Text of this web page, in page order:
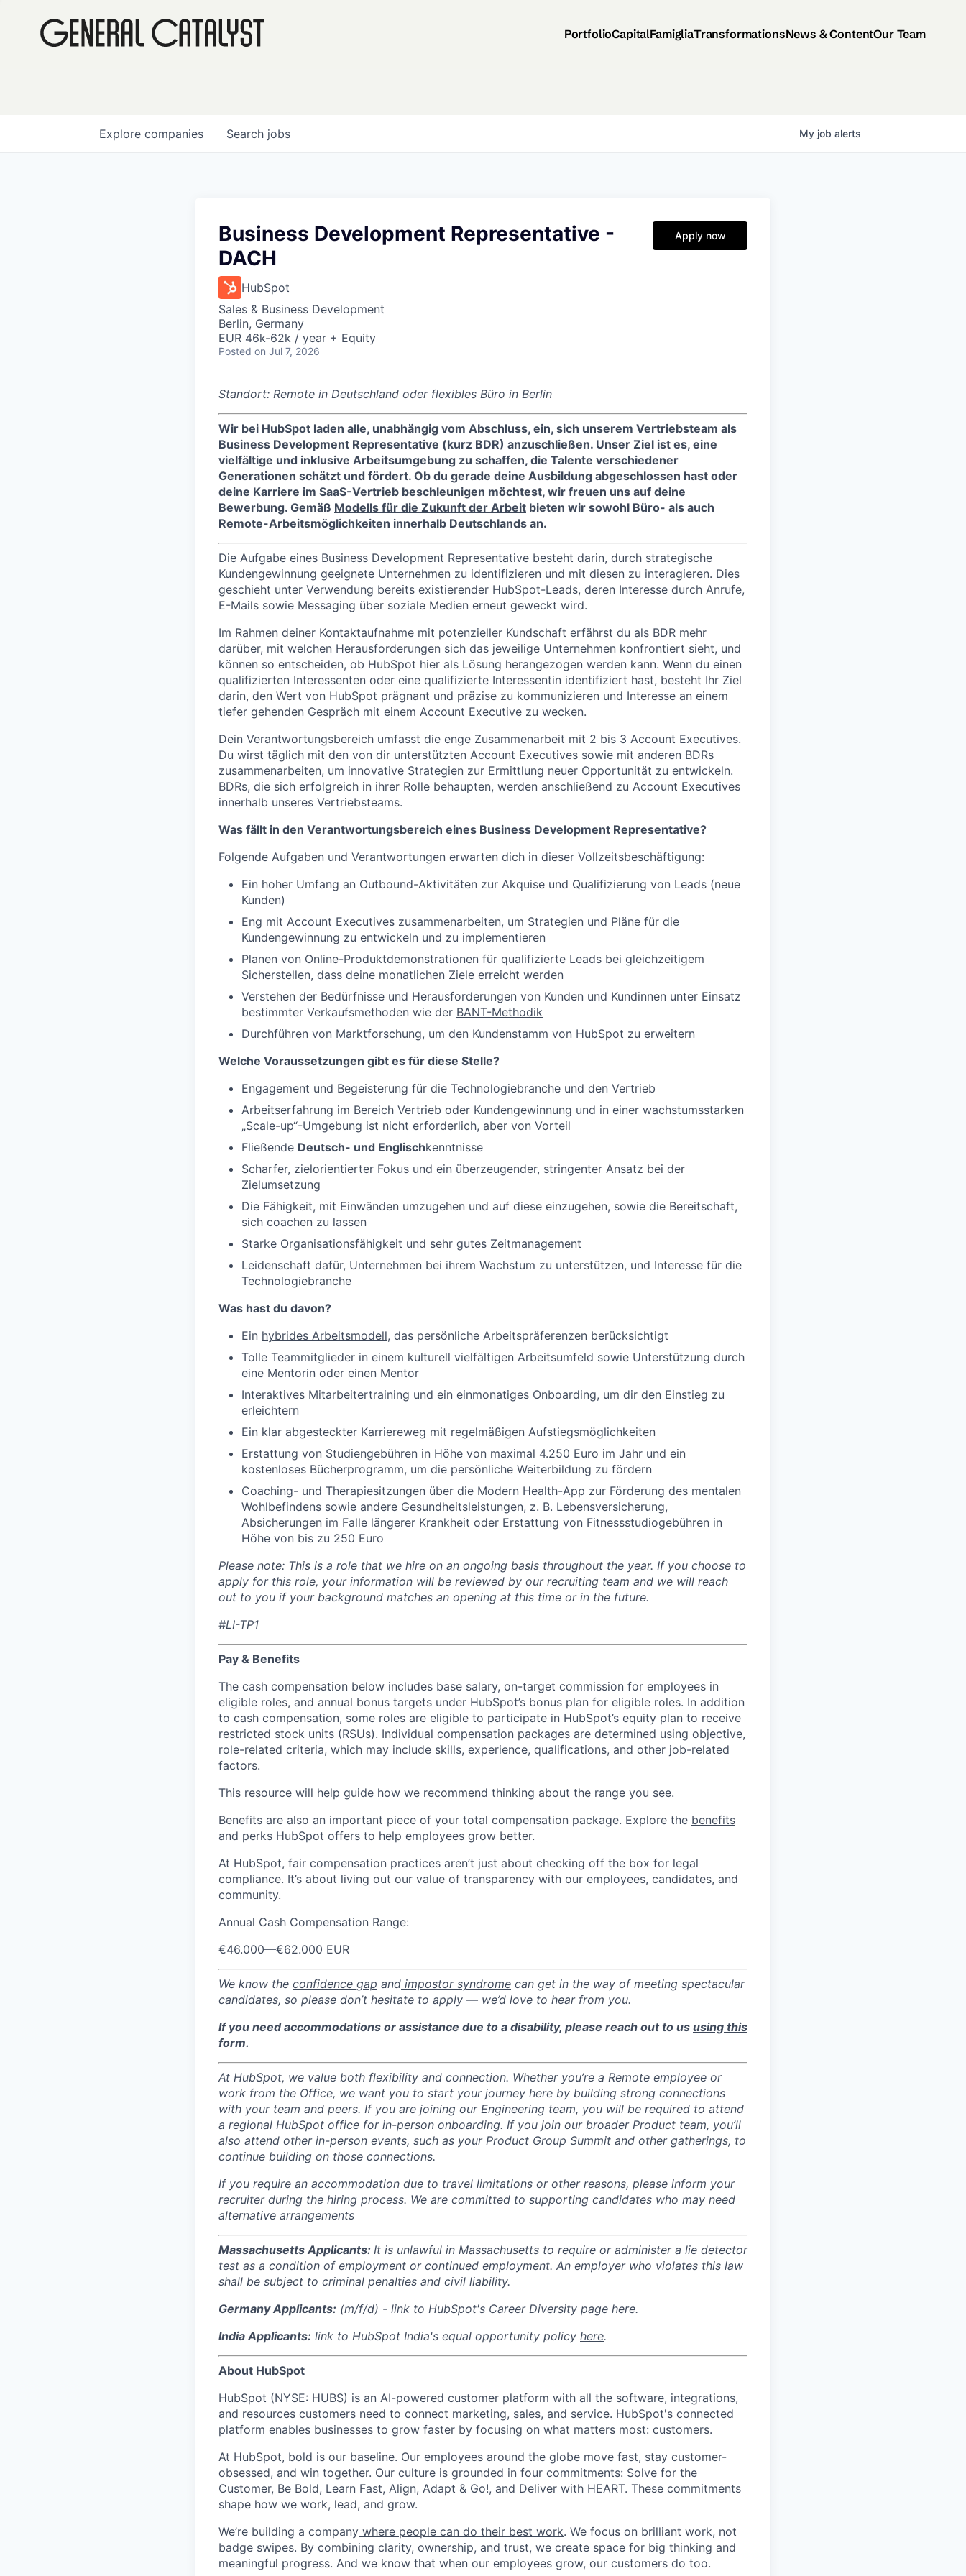
PortfolioCapitalFamigliaTransformationsNews & ContentOur Team
Search jobs
Explore companies My job alerts
Business Development Representative -
DACH
HubSpot
Sales & Business Development
Berlin, Germany
EUR 46k-62k / year + Equity
Posted on Jul 7, 2026
Apply now
Standort: Remote in Deutschland oder flexibles Büro in Berlin
Wir bei HubSpot laden alle, unabhängig vom Abschluss, ein, sich unserem Vertriebsteam als
Business Development Representative (kurz BDR) anzuschließen. Unser Ziel ist es, eine
vielfältige und inklusive Arbeitsumgebung zu schaffen, die Talente verschiedener
Generationen schätzt und fördert. Ob du gerade deine Ausbildung abgeschlossen hast oder
deine Karriere im SaaS-Vertrieb beschleunigen möchtest, wir freuen uns auf deine
Bewerbung. Gemäß Modells für die Zukunft der Arbeit bieten wir sowohl Büro- als auch
Remote-Arbeitsmöglichkeiten innerhalb Deutschlands an.
Die Aufgabe eines Business Development Representative besteht darin, durch strategische
Kundengewinnung geeignete Unternehmen zu identifizieren und mit diesen zu interagieren. Dies
geschieht unter Verwendung bereits existierender HubSpot-Leads, deren Interesse durch Anrufe,
E-Mails sowie Messaging über soziale Medien erneut geweckt wird.
Im Rahmen deiner Kontaktaufnahme mit potenzieller Kundschaft erfährst du als BDR mehr
darüber, mit welchen Herausforderungen sich das jeweilige Unternehmen konfrontiert sieht, und
können so entscheiden, ob HubSpot hier als Lösung herangezogen werden kann. Wenn du einen
qualifizierten Interessenten oder eine qualifizierte Interessentin identifiziert hast, besteht Ihr Ziel
darin, den Wert von HubSpot prägnant und präzise zu kommunizieren und Interesse an einem
tiefer gehenden Gespräch mit einem Account Executive zu wecken.
Dein Verantwortungsbereich umfasst die enge Zusammenarbeit mit 2 bis 3 Account Executives.
Du wirst täglich mit den von dir unterstützten Account Executives sowie mit anderen BDRs
zusammenarbeiten, um innovative Strategien zur Ermittlung neuer Opportunität zu entwickeln.
BDRs, die sich erfolgreich in ihrer Rolle behaupten, werden anschließend zu Account Executives
innerhalb unseres Vertriebsteams.
Was fällt in den Verantwortungsbereich eines Business Development Representative?
Folgende Aufgaben und Verantwortungen erwarten dich in dieser Vollzeitsbeschäftigung:
Ein hoher Umfang an Outbound-Aktivitäten zur Akquise und Qualifizierung von Leads (neue
Kunden)
Eng mit Account Executives zusammenarbeiten, um Strategien und Pläne für die
Kundengewinnung zu entwickeln und zu implementieren
Planen von Online-Produktdemonstrationen für qualifizierte Leads bei gleichzeitigem
Sicherstellen, dass deine monatlichen Ziele erreicht werden
Verstehen der Bedürfnisse und Herausforderungen von Kunden und Kundinnen unter Einsatz
bestimmter Verkaufsmethoden wie der BANT-Methodik
Durchführen von Marktforschung, um den Kundenstamm von HubSpot zu erweitern
Welche Voraussetzungen gibt es für diese Stelle?
Engagement und Begeisterung für die Technologiebranche und den Vertrieb
Arbeitserfahrung im Bereich Vertrieb oder Kundengewinnung und in einer wachstumsstarken
„Scale-up“-Umgebung ist nicht erforderlich, aber von Vorteil
Fließende Deutsch- und Englischkenntnisse
Scharfer, zielorientierter Fokus und ein überzeugender, stringenter Ansatz bei der
Zielumsetzung
Die Fähigkeit, mit Einwänden umzugehen und auf diese einzugehen, sowie die Bereitschaft,
sich coachen zu lassen
Starke Organisationsfähigkeit und sehr gutes Zeitmanagement
Leidenschaft dafür, Unternehmen bei ihrem Wachstum zu unterstützen, und Interesse für die
Technologiebranche
Was hast du davon?
Ein hybrides Arbeitsmodell, das persönliche Arbeitspräferenzen berücksichtigt
Tolle Teammitglieder in einem kulturell vielfältigen Arbeitsumfeld sowie Unterstützung durch
eine Mentorin oder einen Mentor
Interaktives Mitarbeitertraining und ein einmonatiges Onboarding, um dir den Einstieg zu
erleichtern
Ein klar abgesteckter Karriereweg mit regelmäßigen Aufstiegsmöglichkeiten
Erstattung von Studiengebühren in Höhe von maximal 4.250 Euro im Jahr und ein
kostenloses Bücherprogramm, um die persönliche Weiterbildung zu fördern
Coaching- und Therapiesitzungen über die Modern Health-App zur Förderung des mentalen
Wohlbefindens sowie andere Gesundheitsleistungen, z. B. Lebensversicherung,
Absicherungen im Falle längerer Krankheit oder Erstattung von Fitnessstudiogebühren in
Höhe von bis zu 250 Euro
Please note: This is a role that we hire on an ongoing basis throughout the year. If you choose to
apply for this role, your information will be reviewed by our recruiting team and we will reach
out to you if your background matches an opening at this time or in the future.
#LI-TP1
Pay & Benefits
The cash compensation below includes base salary, on-target commission for employees in
eligible roles, and annual bonus targets under HubSpot’s bonus plan for eligible roles. In addition
to cash compensation, some roles are eligible to participate in HubSpot’s equity plan to receive
restricted stock units (RSUs). Individual compensation packages are determined using objective,
role-related criteria, which may include skills, experience, qualifications, and other job-related
factors.
This resource will help guide how we recommend thinking about the range you see.
Benefits are also an important piece of your total compensation package. Explore the benefits
and perks HubSpot offers to help employees grow better.
At HubSpot, fair compensation practices aren’t just about checking off the box for legal
compliance. It’s about living out our value of transparency with our employees, candidates, and
community.
Annual Cash Compensation Range:
€46.000—€62.000 EUR
We know the confidence gap and impostor syndrome can get in the way of meeting spectacular
candidates, so please don’t hesitate to apply — we’d love to hear from you.
If you need accommodations or assistance due to a disability, please reach out to us using this
form.
At HubSpot, we value both flexibility and connection. Whether you’re a Remote employee or
work from the Office, we want you to start your journey here by building strong connections
with your team and peers. If you are joining our Engineering team, you will be required to attend
a regional HubSpot office for in-person onboarding. If you join our broader Product team, you’ll
also attend other in-person events, such as your Product Group Summit and other gatherings, to
continue building on those connections.
If you require an accommodation due to travel limitations or other reasons, please inform your
recruiter during the hiring process. We are committed to supporting candidates who may need
alternative arrangements
Massachusetts Applicants: It is unlawful in Massachusetts to require or administer a lie detector
test as a condition of employment or continued employment. An employer who violates this law
shall be subject to criminal penalties and civil liability.
Germany Applicants: (m/f/d) - link to HubSpot's Career Diversity page here.
IndiaApplicants: link to HubSpot India's equal opportunity policy here.
About HubSpot
HubSpot (NYSE: HUBS) is an AI-powered customer platform with all the software, integrations,
and resources customers need to connect marketing, sales, and service. HubSpot's connected
platform enables businesses to grow faster by focusing on what matters most: customers.
At HubSpot, bold is our baseline. Our employees around the globe move fast, stay customer-
obsessed, and win together. Our culture is grounded in four commitments: Solve for the
Customer, Be Bold, Learn Fast, Align, Adapt & Go!, and Deliver with HEART. These commitments
shape how we work, lead, and grow.
We’re building a company where people can do their best work. We focus on brilliant work, not
badge swipes. By combining clarity, ownership, and trust, we create space for big thinking and
meaningful progress. And we know that when our employees grow, our customers do too.